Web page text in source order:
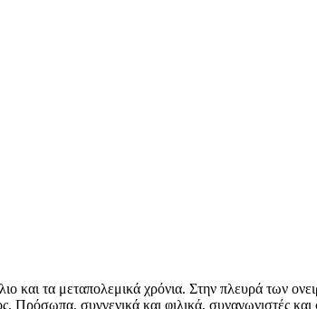
και τα μεταπολεμικά χρόνια. Στην πλευρά των
συγγενικά και φιλικά, συναγωνιστές